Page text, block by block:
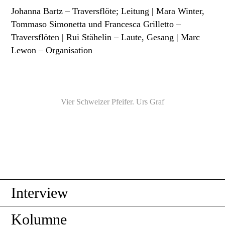
Johanna Bartz – Traversflöte; Leitung | Mara Winter,
Tommaso Simonetta und Francesca Grilletto –
Traversflöten | Rui Stähelin – Laute, Gesang | Marc
Lewon – Organisation
Vier Schweizer Pfeifer. Urs Graf
Interview
Kolumne